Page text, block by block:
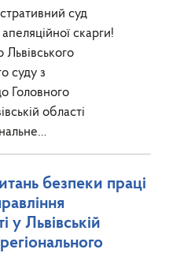
суд
скарги!
Львівського
суду з
Головного
області
безпеки праці
у Львівській